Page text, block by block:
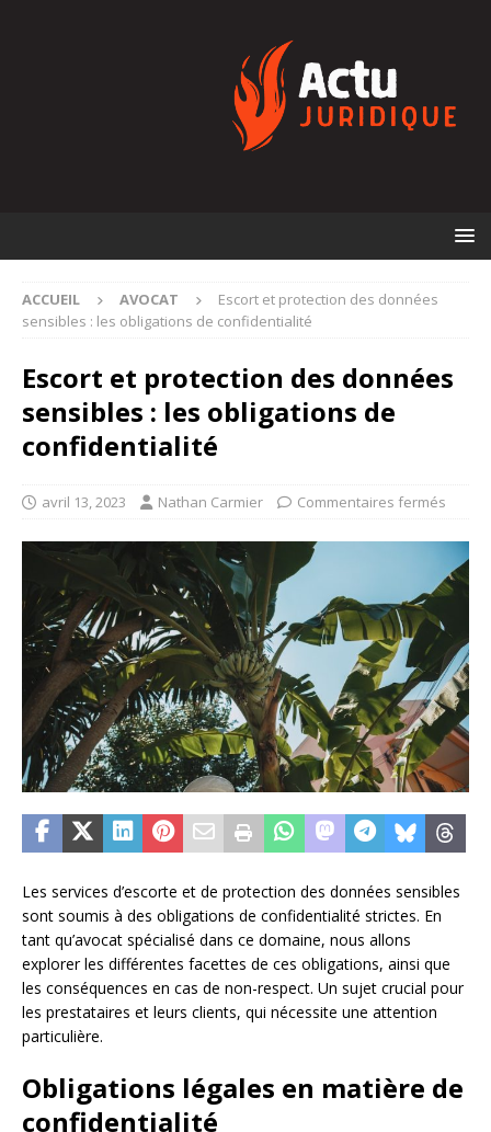
ACCUEIL AVOCAT
Escort et protection des données
sensibles : les obligations de confidentialité
Escort et protection des données
sensibles : les obligations de
confidentialité
avril 13, 2023 Nathan Carmier Commentaires fermés
Les services d’escorte et de protection des données sensibles
sont soumis à des obligations de confidentialité strictes. En
tant qu’avocat spécialisé dans ce domaine, nous allons
explorer les différentes facettes de ces obligations, ainsi que
les conséquences en cas de non-respect. Un sujet crucial pour
les prestataires et leurs clients, qui nécessite une attention
particulière.
Obligations légales en matière de
confidentialité